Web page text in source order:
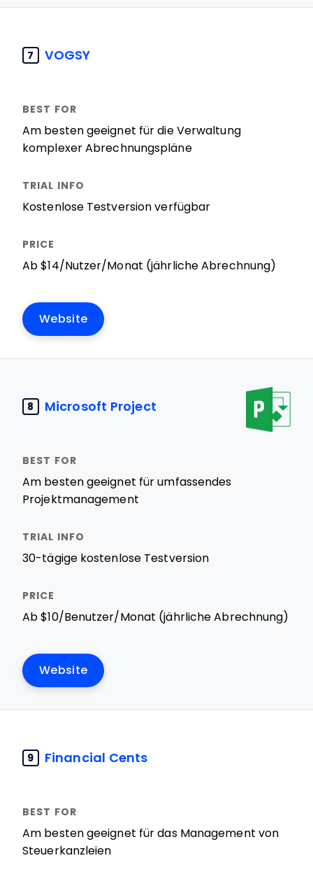
7 VOGSY
Am besten geeignet für die Verwaltung
komplexer Abrechnungspläne
Kostenlose Testversion verfügbar
Ab $14/Nutzer/Monat (jährliche Abrechnung)
Website
8 Microsoft Project
Am besten geeignet für umfassendes
Projektmanagement
30-tägige kostenlose Testversion
Ab $10/Benutzer/Monat (jährliche Abrechnung)
Website
9 Financial Cents
Am besten geeignet für das Management von
Steuerkanzleien